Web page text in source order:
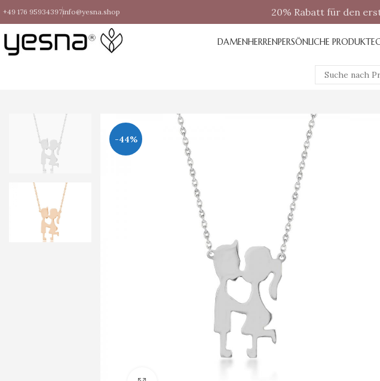
+49 176 95934397info@yesna.shop 20% Rabatt für den
DAMENHERRENPERSÖNLICHE PRODUKTE
-44%